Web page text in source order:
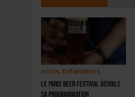
ACTUS, ÉVÉNEMENTS
Le Paris Beer Festival dévoile
sa programmation